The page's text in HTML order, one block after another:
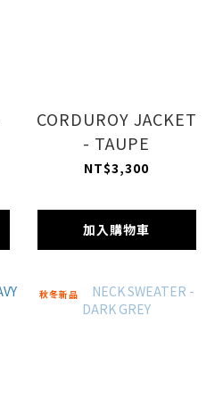
CORDUROY JACKET
- TAUPE
NT$3,300
加入購物車
秋冬新品